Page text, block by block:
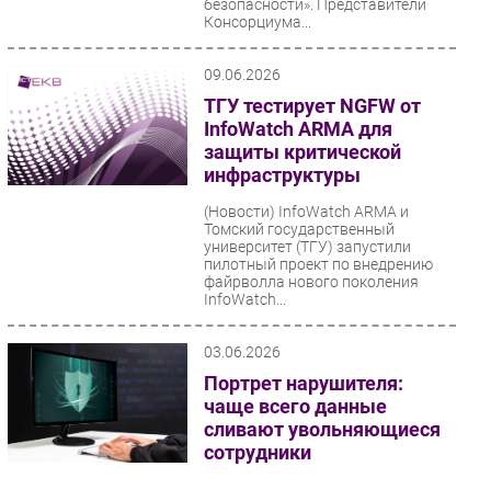
безопасности». Представители
Консорциума...
09.06.2026
ТГУ тестирует NGFW от
InfoWatch ARMA для
защиты критической
инфраструктуры
(Новости) InfoWatch ARMA и
Томский государственный
университет (ТГУ) запустили
пилотный проект по внедрению
файрволла нового поколения
InfoWatch...
03.06.2026
Портрет нарушителя:
чаще всего данные
сливают увольняющиеся
сотрудники